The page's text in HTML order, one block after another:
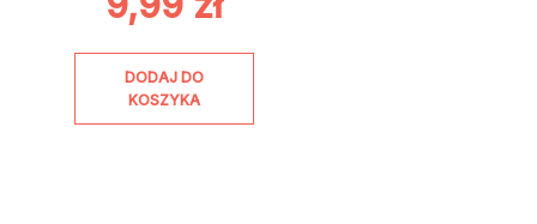
DODAJ DO
KOSZYKA